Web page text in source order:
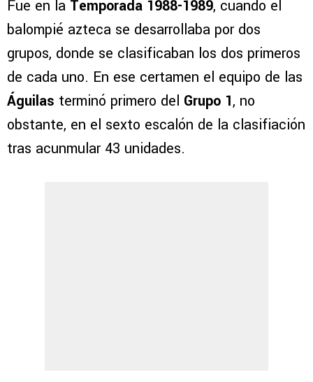
Fue en la Temporada 1988-1989, cuando el
balompié azteca se desarrollaba por dos
grupos, donde se clasificaban los dos primeros
de cada uno. En ese certamen el equipo de las
Águilas terminó primero del Grupo 1, no
obstante, en el sexto escalón de la clasifiación
tras acunmular 43 unidades.